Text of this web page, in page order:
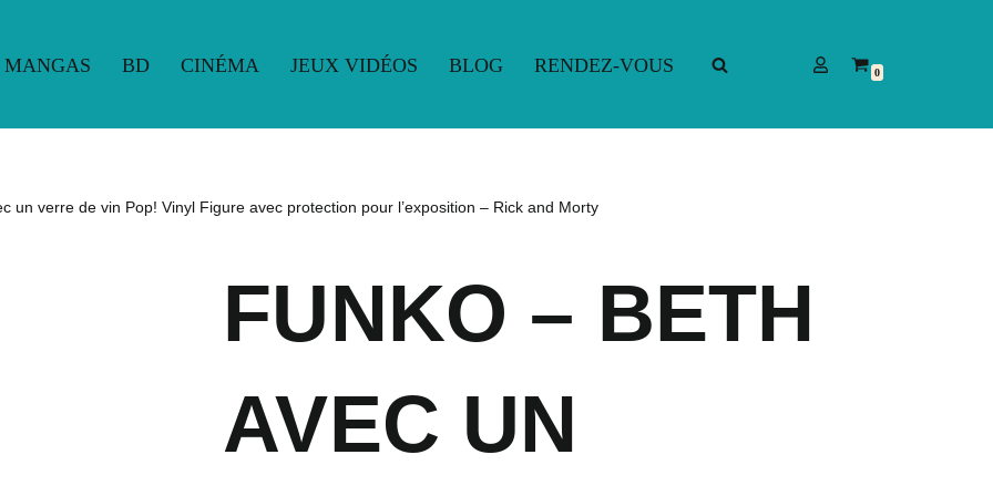
MANGAS BD CINÉMA JEUX VIDÉOS BLOG RENDEZ-VOUS 0
un verre de vin Pop! Vinyl Figure avec protection pour l’exposition – Rick and Morty
FUNKO – BETH
AVEC UN